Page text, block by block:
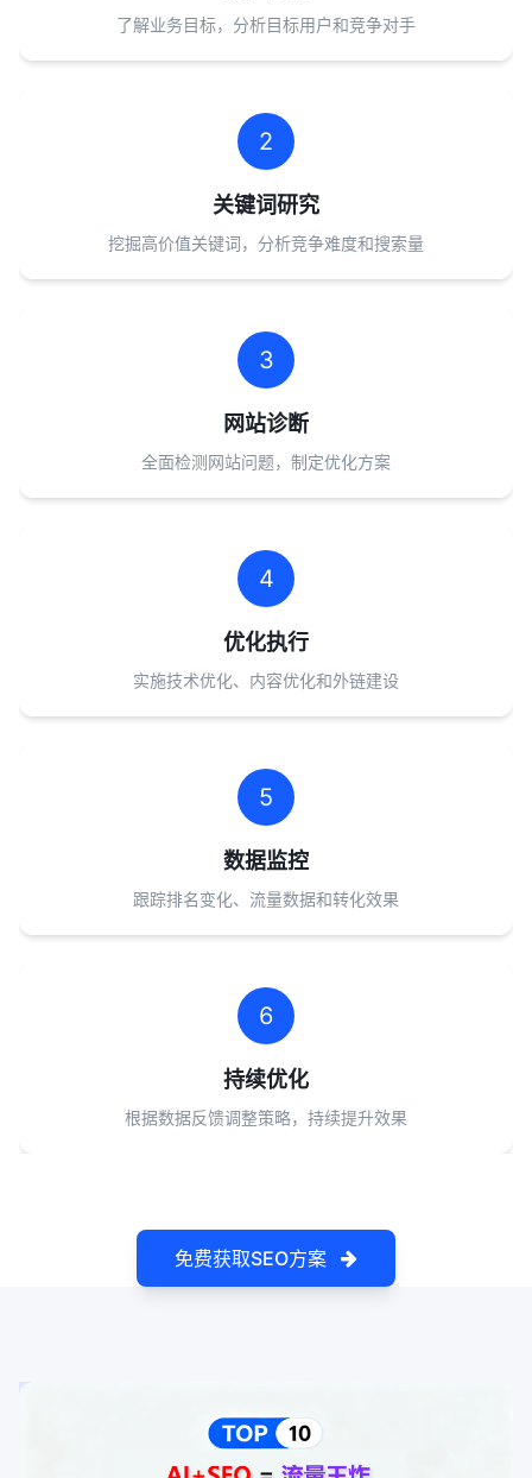
了解业务目标，分析目标用户和竞争对手
2
关键词研究
挖掘高价值关键词，分析竞争难度和搜索量
3
网站诊断
全面检测网站问题，制定优化方案
4
优化执行
实施技术优化、内容优化和外链建设
5
数据监控
跟踪排名变化、流量数据和转化效果
6
持续优化
根据数据反馈调整策略，持续提升效果
免费获取SEO方案